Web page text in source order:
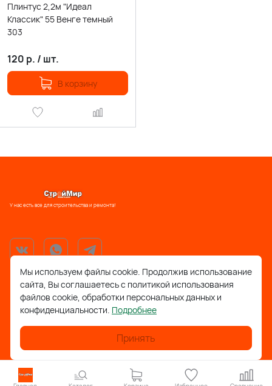
Плинтус 2,2м "Идеал
Классик" 55 Венге темный
303
120 р. / шт.
В корзину
У нас есть все для строительства и ремонта!
support@stroymir48.ru
Липецкая обл., г. Грязи, ул. 30 лет Победы, 52, ТРЦ
Мы используем файлы cookie. Продолжив использование
сайта, Вы соглашаетесь с политикой использования
файлов cookie, обработки персональных данных и
конфиденциальности. Подробнее
Принять